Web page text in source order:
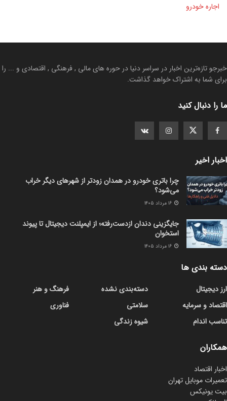
اجاره خودرو
خبرجو تازه‌ترین اخبار در سراسر دنیا در حوره های مالی , فرهنگی , اقتصادی و ... را
برای شما به اشتراک خواهد گذاشت.
ما را دنبال کنید
اخبار اخیر
چرا باتری خودرو در همدان زودتر از شهرهای دیگر خراب
می‌شود؟
جایگزینی دندان ازدست‌رفته؛ از ایمپلنت دیجیتال تا پیوند
استخوان
دسته بندی ها
ارز دیجیتال
اقتصاد و سرمایه
تناسب اندام
دسته‌بندی نشده
سلامتی
شیوه زندگی
فرهنگ و هنر
فناوری
همکاران
اخبار اقتصاد
تعمیرات موبایل تهران
بیت یونیکس